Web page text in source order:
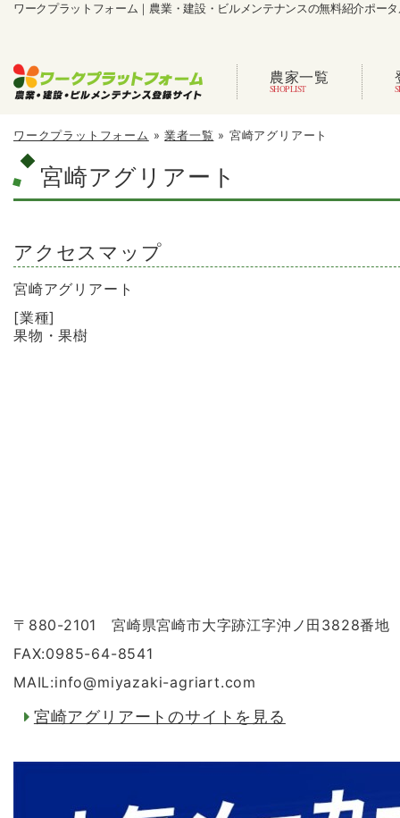
ワークプラットフォーム｜農業・建設・ビルメンテナンスの無料紹介ポー
農家一覧
ワークプラットフォーム »業者一覧 » 宮崎アグリアート
宮崎アグリアート
アクセスマップ
宮崎アグリアート
[業種]
果物・果樹
〒880-2101 宮崎県宮崎市大字跡江字沖ノ田3828番地
FAX:0985-64-8541
MAIL:info@miyazaki-agriart.com
宮崎アグリアートのサイトを見る